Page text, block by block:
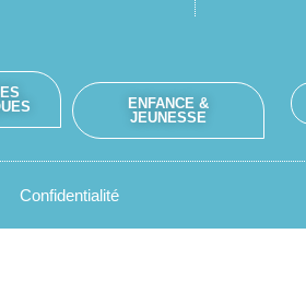
ENFANCE &
JEUNESSE
Confidentialité